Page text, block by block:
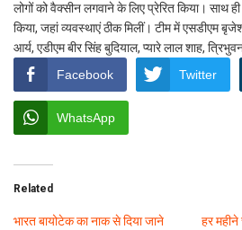
लोगों को वैक्सीन लगवाने के लिए प्रेरित किया। साथ
किया, जहां व्यवस्थाएं ठीक मिलीं। टीम में एसडीएम
आर्य, एडीएम बीर सिंह बुदियाल, प्यारे लाल शाह,
Facebook
Twitter
WhatsApp
Related
भारत बायोटेक का नाक से दिया जाने
हर